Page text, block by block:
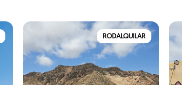
RODALQUILAR